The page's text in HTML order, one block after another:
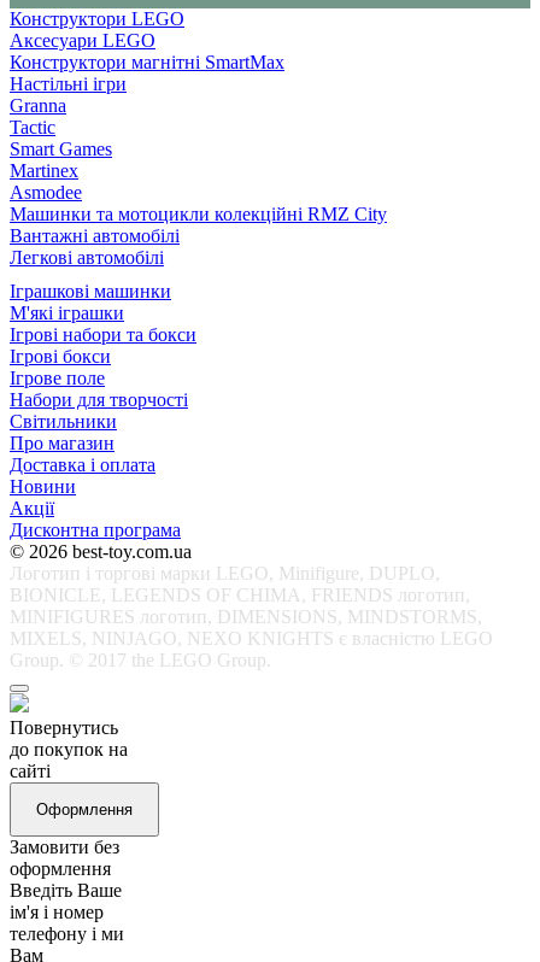
Конструктори LEGO
Аксесуари LEGO
Конструктори магнітні SmartMax
Настільні ігри
Granna
Tactic
Smart Games
Martinex
Asmodee
Машинки та мотоцикли колекційні RMZ City
Вантажні автомобілі
Легкові автомобілі
Іграшкові машинки
М'які іграшки
Ігрові набори та бокси
Ігрові бокси
Ігрове поле
Набори для творчості
Світильники
Про магазин
Доставка і оплата
Новини
Акції
Дисконтна програма
© 2026 best-toy.com.ua
Логотип і торгові марки LEGO, Minifigure, DUPLO,
BIONICLE, LEGENDS OF CHIMA, FRIENDS логотип,
MINIFIGURES логотип, DIMENSIONS, MINDSTORMS,
MIXELS, NINJAGO, NEXO KNIGHTS є власністю LEGO
Group. © 2017 the LEGO Group.
Повернутись
до покупок на
сайті
Оформлення
Замовити без
оформлення
Введіть Ваше
ім'я і номер
телефону і ми
Вам